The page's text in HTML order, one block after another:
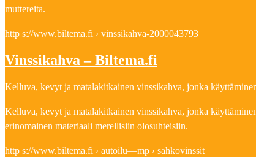
muttereita.
http s://www.biltema.fi › vinssikahva-2000043793
Vinssikahva – Biltema.fi
Kelluva, kevyt ja matalakitkainen vinssikahva, jonka
Kelluva, kevyt ja matalakitkainen vinssikahva, jonka
erinomainen materiaali merellisiin olosuhteisiin.
http s://www.biltema.fi › autoilu—mp › sahkovinssit